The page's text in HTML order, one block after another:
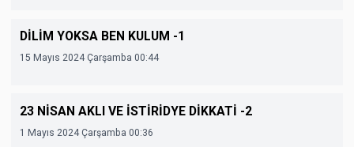
DİLİM YOKSA BEN KULUM -1
15 Mayıs 2024 Çarşamba 00:44
23 NİSAN AKLI VE İSTİRİDYE DİKKATİ -2
1 Mayıs 2024 Çarşamba 00:36